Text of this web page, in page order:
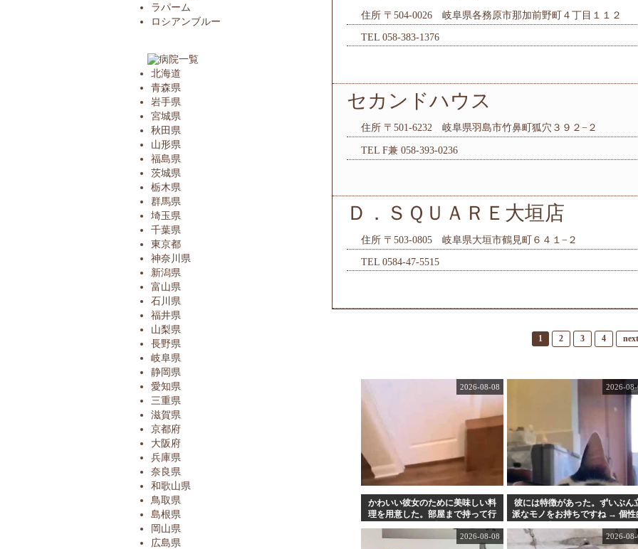
ラパーム
ロシアンブルー
北海道
青森県
岩手県
宮城県
秋田県
山形県
福島県
茨城県
栃木県
群馬県
埼玉県
千葉県
東京都
神奈川県
新潟県
富山県
石川県
福井県
山梨県
長野県
岐阜県
静岡県
愛知県
三重県
滋賀県
京都府
大阪府
兵庫県
奈良県
和歌山県
鳥取県
島根県
岡山県
広島県
住所 〒504-0026 岐阜県各務原市那加前野町４丁目１１２
TEL 058-383-1376
セカンドハウス
住所 〒501-6232 岐阜県羽島市竹鼻町狐穴３９２−２
TEL F兼 058-393-0236
Ｄ．ＳＱＵＡＲＥ大垣店
住所 〒503-0805 岐阜県大垣市鶴見町６４１−２
TEL 0584-47-5515
1 2 3 4 next
かわいい彼女のために美味しい料
理を用意した。部屋まで持って行
2026-08-08
彼には特徴があった。ずいぶん
派なモノをお持ちですね → 個性
2026-
2026-08-08 2026-